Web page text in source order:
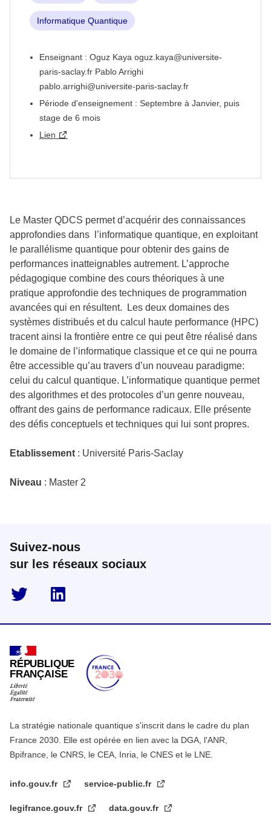
Enseignant : Oguz Kaya oguz.kaya@universite-
paris-saclay.fr Pablo Arrighi
pablo.arrighi@universite-paris-saclay.fr
Période d'enseignement : Septembre à Janvier, puis
stage de 6 mois
Lien
Informatique Quantique
Le Master QDCS permet d’acquérir des connaissances
approfondies dans l’informatique quantique, en exploitant
le parallélisme quantique pour obtenir des gains de
performances inatteignables autrement. L’approche
pédagogique combine des cours théoriques à une
pratique approfondie des techniques de programmation
avancées qui en résultent. Les deux domaines des
systèmes distribués et du calcul haute performance (HPC)
tracent ainsi la frontière entre ce qui peut être réalisé dans
le domaine de l’informatique classique et ce qui ne pourra
être accessible qu’au travers d’un nouveau paradigme:
celui du calcul quantique. L’informatique quantique permet
des algorithmes et des protocoles d’un genre nouveau,
offrant des gains de performance radicaux. Elle présente
des défis conceptuels et techniques qui lui sont propres.
Etablissement : Université Paris-Saclay
Niveau : Master 2
Suivez-nous
sur les réseaux sociaux
twitter
RÉPUBLIQUE
FRANÇAISE
La stratégie nationale quantique s'inscrit dans le cadre du plan
France 2030. Elle est opérée en lien avec la DGA, l'ANR,
Bpifrance, le CNRS, le CEA, Inria, le CNES et le LNE.
info.gouv.fr service-public.fr
legifrance.gouv.fr data.gouv.fr